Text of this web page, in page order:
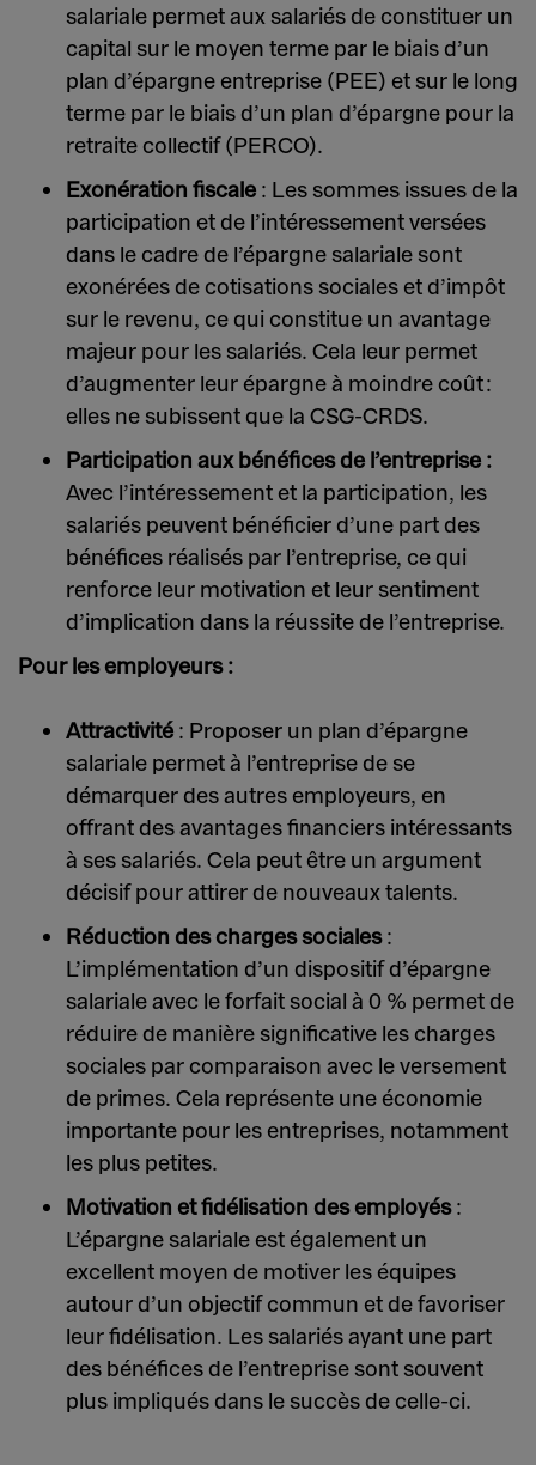
salariale permet aux salariés de constituer un
capital sur le moyen terme par le biais d’un
plan d’épargne entreprise (PEE) et sur le long
terme par le biais d’un plan d’épargne pour la
retraite collectif (PERCO).
Exonération fiscale : Les sommes issues de la
participation et de l’intéressement versées
dans le cadre de l’épargne salariale sont
exonérées de cotisations sociales et d’impôt
sur le revenu, ce qui constitue un avantage
majeur pour les salariés. Cela leur permet
d’augmenter leur épargne à moindre coût :
elles ne subissent que la CSG-CRDS.
Participation aux bénéfices de l’entreprise :
Avec l’intéressement et la participation, les
salariés peuvent bénéficier d’une part des
bénéfices réalisés par l’entreprise, ce qui
renforce leur motivation et leur sentiment
d’implication dans la réussite de l’entreprise.
Pour les employeurs :
Attractivité : Proposer un plan d’épargne
salariale permet à l’entreprise de se
démarquer des autres employeurs, en
offrant des avantages financiers intéressants
à ses salariés. Cela peut être un argument
décisif pour attirer de nouveaux talents.
Réduction des charges sociales:
L’implémentation d’un dispositif d’épargne
salariale avec le forfait social à 0 % permet de
réduire de manière significative les charges
sociales par comparaison avec le versement
de primes. Cela représente une économie
importante pour les entreprises, notamment
les plus petites.
Motivation et fidélisation des employés:
L’épargne salariale est également un
excellent moyen de motiver les équipes
autour d’un objectif commun et de favoriser
leur fidélisation. Les salariés ayant une part
des bénéfices de l’entreprise sont souvent
plus impliqués dans le succès de celle-ci.